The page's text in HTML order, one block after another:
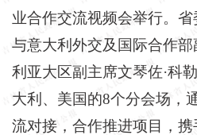
业合作交流视频会举行。
与意大利外交及国际合作
利亚大区副主席文琴佐·科
大利、美国的8个分会场，
流对接，合作推进项目，